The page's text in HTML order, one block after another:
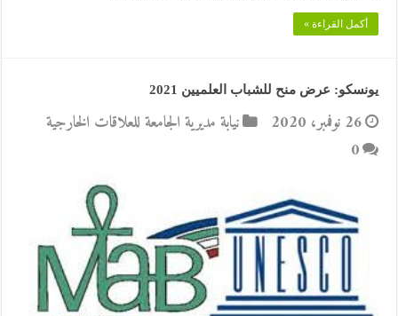
أكمل القراءة »
يونسكو: عرض منح للشباب العلميين 2021
26 نوفمبر، 2020
نيابة مديرية الجامعة للعلاقات الخارجية
0